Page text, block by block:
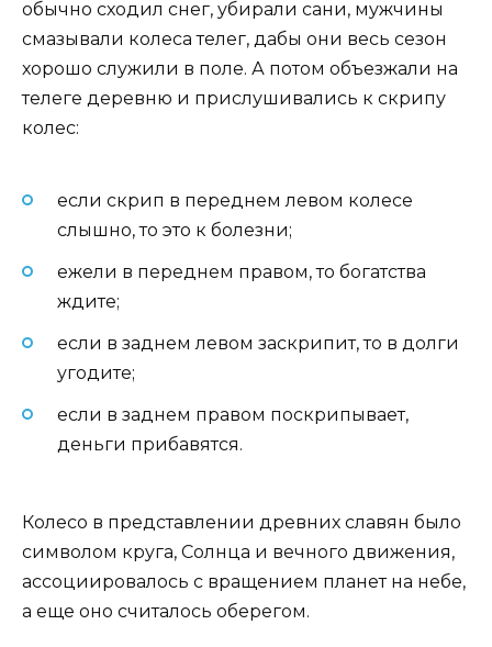
обычно сходил снег, убирали сани, мужчины
смазывали колеса телег, дабы они весь сезон
хорошо служили в поле. А потом объезжали на
телеге деревню и прислушивались к скрипу
колес:
если скрип в переднем левом колесе
слышно, то это к болезни;
ежели в переднем правом, то богатства
ждите;
если в заднем левом заскрипит, то в долги
угодите;
если в заднем правом поскрипывает,
деньги прибавятся.
Колесо в представлении древних славян было
символом круга, Солнца и вечного движения,
ассоциировалось с вращением планет на небе,
а еще оно считалось оберегом.